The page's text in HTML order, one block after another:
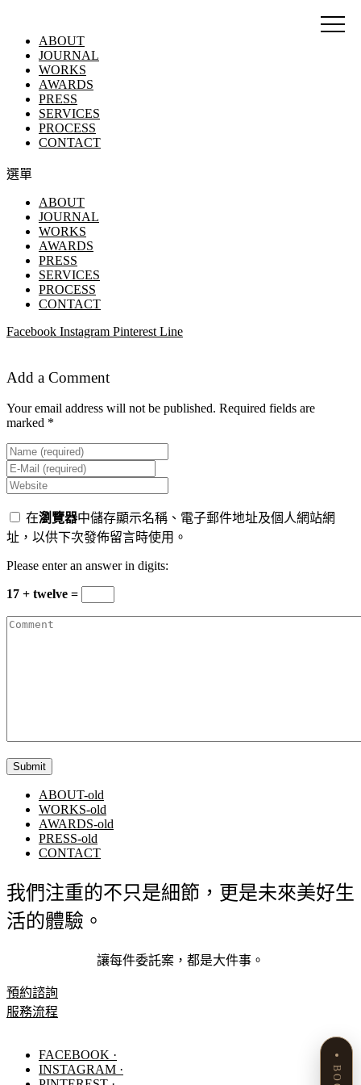
ABOUT
JOURNAL
WORKS
AWARDS
PRESS
SERVICES
PROCESS
CONTACT
選單
ABOUT
JOURNAL
WORKS
AWARDS
PRESS
SERVICES
PROCESS
CONTACT
Facebook Instagram Pinterest Line
Add a Comment
Your email address will not be published. Required fields are
marked *
在瀏覽器中儲存顯示名稱、電子郵件地址及個人網站網
址，以供下次發佈留言時使用。
Please enter an answer in digits:
17 + twelve =
ABOUT-old
WORKS-old
AWARDS-old
PRESS-old
CONTACT
我們注重的不只是細節，更是未來美好生
活的體驗。
讓每件委託案，都是大件事。
預約諮詢
服務流程
FACEBOOK ·
INSTAGRAM ·